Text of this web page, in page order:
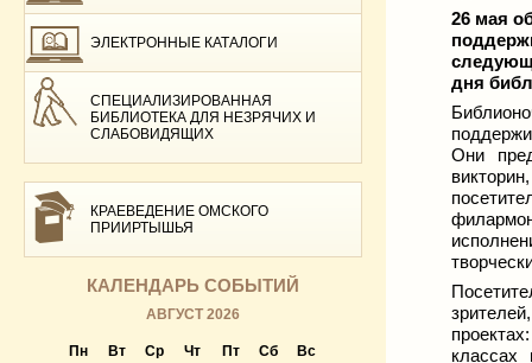
ЭЛЕКТРОННЫЕ КАТАЛОГИ
СПЕЦИАЛИЗИРОВАННАЯ
БИБЛИОТЕКА ДЛЯ НЕЗРЯЧИХ И
СЛАБОВИДЯЩИХ
КРАЕВЕДЕНИЕ ОМСКОГО
ПРИИРТЫШЬЯ
КАЛЕНДАРЬ СОБЫТИЙ
АВГУСТ 2026
Пн Вт Ср Чт Пт Сб
Вс
26 мая
дня
Они
классах